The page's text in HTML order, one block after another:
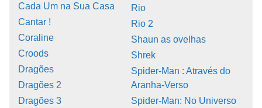
Cada Um na Sua Casa
Cantar !
Coraline
Croods
Dragões
Dragões 2
Dragões 3
Rio
Rio 2
Shaun as ovelhas
Shrek
Spider-Man : Através do
Aranha-Verso
Spider-Man: No Universo